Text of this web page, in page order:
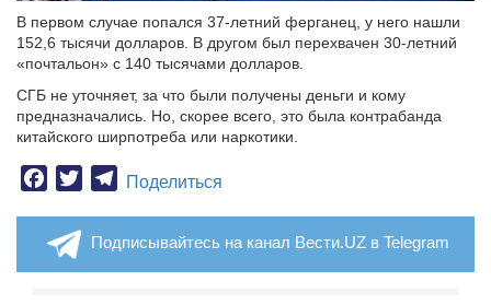
В первом случае попался 37-летний ферганец, у него нашли
152,6 тысячи долларов. В другом был перехвачен 30-летний
«почтальон» с 140 тысячами долларов.
СГБ не уточняет, за что были получены деньги и кому
предназначались. Но, скорее всего, это была контрабанда
китайского ширпотреба или наркотики.
Facebook
TwitterTelegram
Поделиться
Подписывайтесь на канал Вести.UZ в Telegram